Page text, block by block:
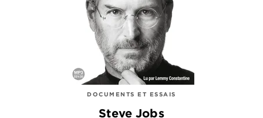
DOCUMENTS ET ESSAIS
Steve Jobs